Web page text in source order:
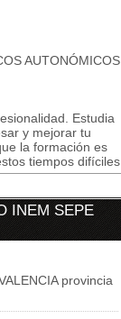
AUTONÓMICOS
Estudia
y mejorar tu
la formación es
tiempos difíciles
INEM SEPE
provincia